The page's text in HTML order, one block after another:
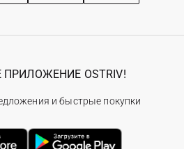
OSTRIV!
и быстрые покупки